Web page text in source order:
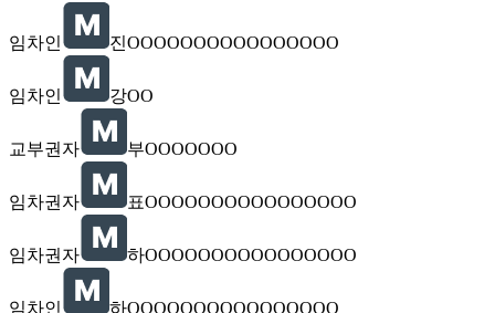
임차인 진OOOOOOOOOOOOOOOO
임차인 강OO
교부권자 부OOOOOOO
임차권자 표OOOOOOOOOOOOOOOO
임차권자 하OOOOOOOOOOOOOOOO
임차인 하OOOOOOOOOOOOOOOO